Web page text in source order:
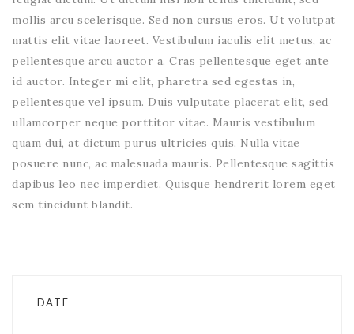
mollis arcu scelerisque. Sed non cursus eros. Ut volutpat
mattis elit vitae laoreet. Vestibulum iaculis elit metus, ac
pellentesque arcu auctor a. Cras pellentesque eget ante
id auctor. Integer mi elit, pharetra sed egestas in,
pellentesque vel ipsum. Duis vulputate placerat elit, sed
ullamcorper neque porttitor vitae. Mauris vestibulum
quam dui, at dictum purus ultricies quis. Nulla vitae
posuere nunc, ac malesuada mauris. Pellentesque sagittis
dapibus leo nec imperdiet. Quisque hendrerit lorem eget
sem tincidunt blandit.
DATE